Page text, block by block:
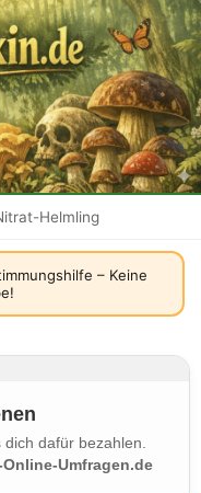
Helmling
– Keine
dafür bezahlen.
Online-Umfragen.de